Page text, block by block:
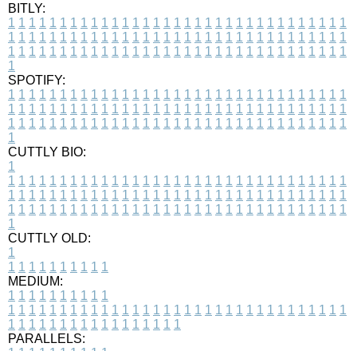
BITLY:
1 1 1 1 1 1 1 1 1 1 1 1 1 1 1 1 1 1 1 1 1 1 1 1 1 1 1 1 1 1 1 1 1
1 1 1 1 1 1 1 1 1 1 1 1 1 1 1 1 1 1 1 1 1 1 1 1 1 1 1 1 1 1 1 1 1
1 1 1 1 1 1 1 1 1 1 1 1 1 1 1 1 1 1 1 1 1 1 1 1 1 1 1 1 1 1 1 1 1
1
SPOTIFY:
1 1 1 1 1 1 1 1 1 1 1 1 1 1 1 1 1 1 1 1 1 1 1 1 1 1 1 1 1 1 1 1 1
1 1 1 1 1 1 1 1 1 1 1 1 1 1 1 1 1 1 1 1 1 1 1 1 1 1 1 1 1 1 1 1 1
1 1 1 1 1 1 1 1 1 1 1 1 1 1 1 1 1 1 1 1 1 1 1 1 1 1 1 1 1 1 1 1 1
1
CUTTLY BIO:
1
1 1 1 1 1 1 1 1 1 1 1 1 1 1 1 1 1 1 1 1 1 1 1 1 1 1 1 1 1 1 1 1 1
1 1 1 1 1 1 1 1 1 1 1 1 1 1 1 1 1 1 1 1 1 1 1 1 1 1 1 1 1 1 1 1 1
1 1 1 1 1 1 1 1 1 1 1 1 1 1 1 1 1 1 1 1 1 1 1 1 1 1 1 1 1 1 1 1 1
1
CUTTLY OLD:
1
1 1 1 1 1 1 1 1 1 1
MEDIUM:
1 1 1 1 1 1 1 1 1 1
1 1 1 1 1 1 1 1 1 1 1 1 1 1 1 1 1 1 1 1 1 1 1 1 1 1 1 1 1 1 1 1 1
1 1 1 1 1 1 1 1 1 1 1 1 1 1 1 1 1
PARALLELS: